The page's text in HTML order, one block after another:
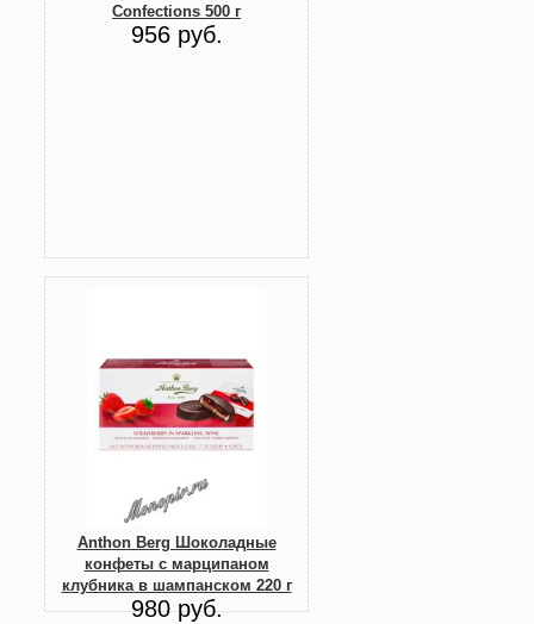
Confections 500 г
956 руб.
Anthon Berg Шоколадные
конфеты с марципаном
клубника в шампанском 220 г
980 руб.